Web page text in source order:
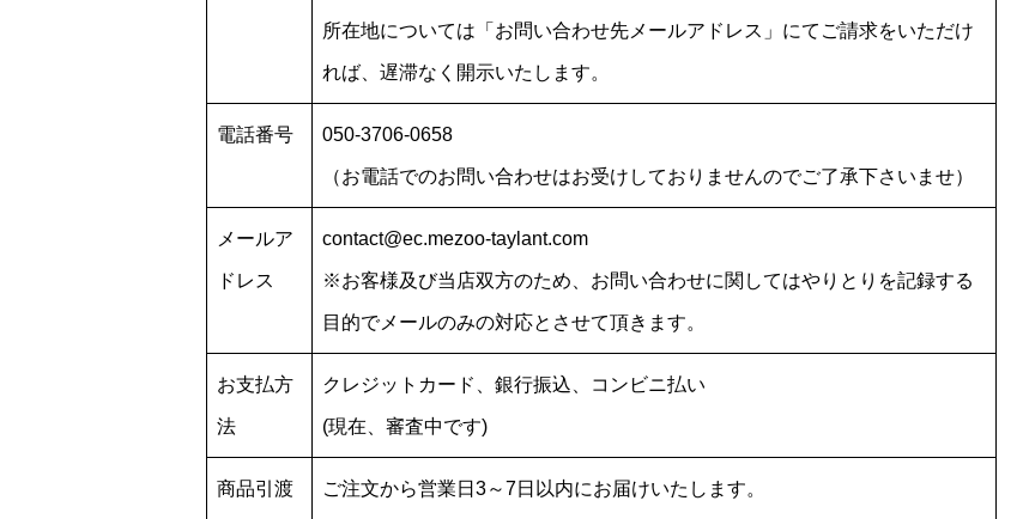
所在地については「お問い合わせ先メールアドレス」にてご請求をいただけ
れば、遅滞なく開示いたします。
電話番号 050-3706-0658
（お電話でのお問い合わせはお受けしておりませんのでご了承下さいませ）
メールア
ドレス
contact@ec.mezoo-taylant.com
※お客様及び当店双方のため、お問い合わせに関してはやりとりを記録する
目的でメールのみの対応とさせて頂きます。
お支払方
法
クレジットカード、銀行振込、コンビニ払い
(現在、審査中です)
商品引渡 ご注文から営業日3～7日以内にお届けいたします。